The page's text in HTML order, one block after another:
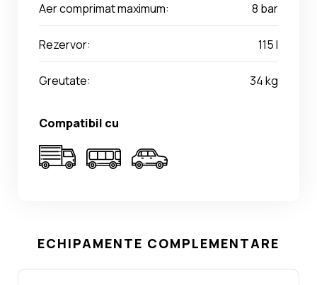
Aer comprimat maximum:
8 bar
Rezervor: 115 l
Greutate: 34 kg
Compatibil cu
ECHIPAMENTE COMPLEMENTARE